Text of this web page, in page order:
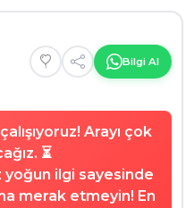
Bilgi Al
Arayı çok
⏳
ilgi sayesinde
merak etmeyin! En